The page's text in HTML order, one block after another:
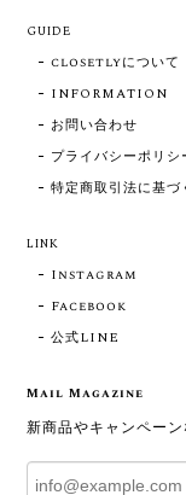
GUIDE
closetlyについて
INFORMATION
お問い合わせ
プライバシーポリシ
特定商取引法に基づ
LINK
Instagram
Facebook
公式LINE
Mail Magazine
新商品やキャンペー